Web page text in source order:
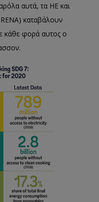
αυτά, τα ΗΕ και
καταβάλουν
κάθε φορά αυτος ο